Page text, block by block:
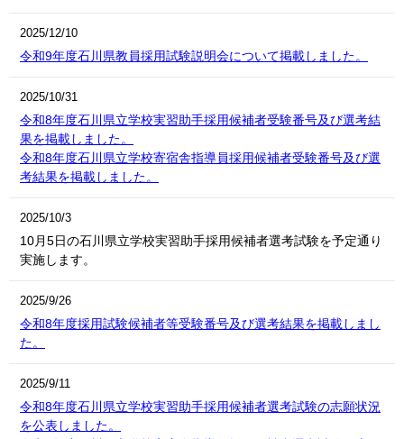
2025/12/10
令和9年度石川県教員採用試験説明会について掲載しました。
2025/10/31
令和8年度石川県立学校実習助手採用候補者受験番号及び選考結
果を掲載しました。
令和8年度石川県立学校寄宿舎指導員採用候補者受験番号及び選
考結果を掲載しました。
2025/10/3
10月5日の石川県立学校実習助手採用候補者選考試験を予定通り
実施します。
2025/9/26
令和8年度採用試験候補者等受験番号及び選考結果を掲載しまし
た。
2025/9/11
令和8年度石川県立学校実習助手採用候補者選考試験の志願状況
を公表しました。